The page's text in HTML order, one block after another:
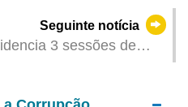
Seguinte notícia
3 sessões de